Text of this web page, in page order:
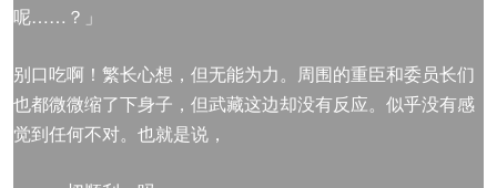
呢……？」
别口吃啊！繁长心想，但无能为力。周围的重臣和委员长们
也都微微缩了下身子，但武藏这边却没有反应。似乎没有感
觉到任何不对。也就是说，